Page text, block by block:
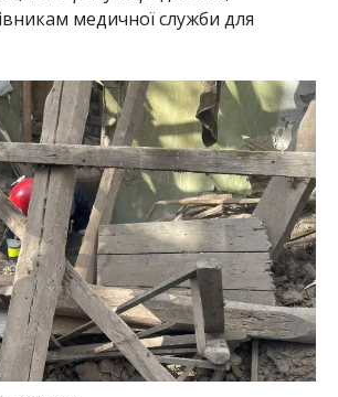
завалами
11 рятувальників. Поліція
події.